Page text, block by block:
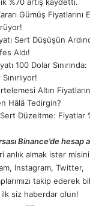
Gümüş
Sert Düşüşün
Aldı!
100 Dolar Sınırında:
Altın
Hâlâ Tedirgin?
Düzeltme: Fiyatlar
Binance’de hesap
anlık almak ister
, Instagram, Twitter,
takip ederek
siz haberdar olun!